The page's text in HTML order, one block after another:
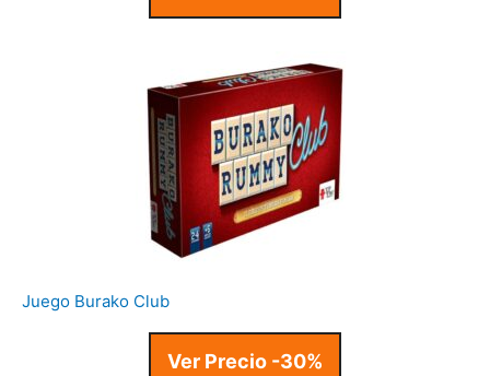
Juego Burako Club
Ver Precio -30%